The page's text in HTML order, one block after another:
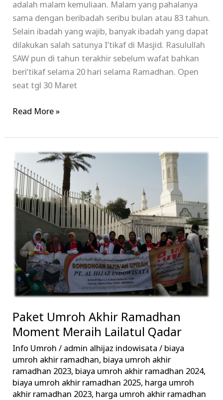
adalah malam kemuliaan. Malam yang pahalanya
sama dengan beribadah seribu bulan atau 83 tahun.
Selain ibadah yang wajib, banyak ibadah yang dapat
dilakukan salah satunya I’tikaf di Masjid. Rasulullah
SAW pun di tahun terakhir sebelum wafat bahkan
beri’tikaf selama 20 hari selama Ramadhan. Open
seat tgl 30 Maret
Read More »
Paket Umroh Akhir Ramadhan
Moment Meraih Lailatul Qadar
Info Umroh / admin alhijaz indowisata/ biaya
umroh akhir ramadhan, biaya umroh akhir
ramadhan 2023, biaya umroh akhir ramadhan 2024,
biaya umroh akhir ramadhan 2025, harga umroh
akhir ramadhan 2023, harga umroh akhir ramadhan
Umroh
Akhir
Ramadhan
Moment
Lailatul
Qadar